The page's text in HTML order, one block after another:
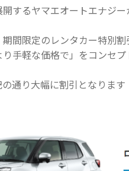
するヤマエオートエナジ
間限定のレンタカー特別割
り手軽な価格で」をコンセ
通り大幅に割引となります